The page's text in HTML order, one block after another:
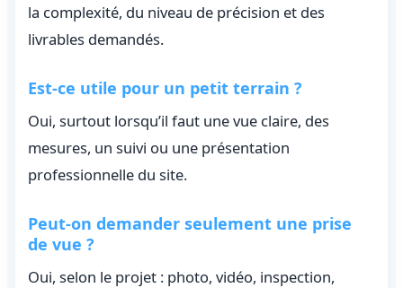
la complexité, du niveau de précision et des
livrables demandés.
Est-ce utile pour un petit terrain ?
Oui, surtout lorsqu’il faut une vue claire, des
mesures, un suivi ou une présentation
professionnelle du site.
Peut-on demander seulement une prise
de vue ?
Oui, selon le projet : photo, vidéo, inspection,